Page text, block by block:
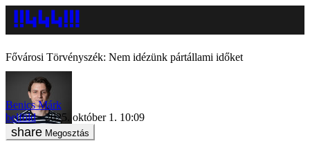
Fővárosi Törvényszék: Nem idézünk pártállami időket
Benics Márk
belföld
2025. október 1. 10:09
Megosztás